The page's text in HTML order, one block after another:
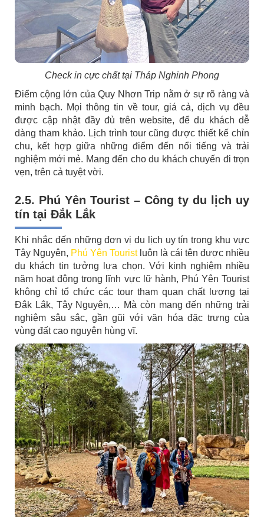
Check in cực chất tại Tháp Nghinh Phong
Điểm cộng lớn của Quy Nhơn Trip nằm ở sự rõ ràng và
minh bạch. Mọi thông tin về tour, giá cả, dịch vụ đều
được cập nhật đầy đủ trên website, để du khách dễ
dàng tham khảo. Lịch trình tour cũng được thiết kế chỉn
chu, kết hợp giữa những điểm đến nổi tiếng và trải
nghiệm mới mẻ. Mang đến cho du khách chuyến đi trọn
vẹn, trên cả tuyệt vời.
2.5. Phú Yên Tourist – Công ty du lịch uy
tín tại Đắk Lắk
Khi nhắc đến những đơn vị du lịch uy tín trong khu vực
Tây Nguyên, Phú Yên Touristluôn là cái tên được nhiều
du khách tin tưởng lựa chọn. Với kinh nghiệm nhiều
năm hoạt động trong lĩnh vực lữ hành, Phú Yên Tourist
không chỉ tổ chức các tour tham quan chất lượng tại
Đắk Lắk, Tây Nguyên,… Mà còn mang đến những trải
nghiệm sâu sắc, gần gũi với văn hóa đặc trưng của
vùng đất cao nguyên hùng vĩ.